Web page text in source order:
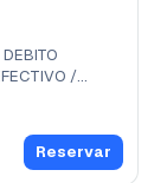
/...
Reservar